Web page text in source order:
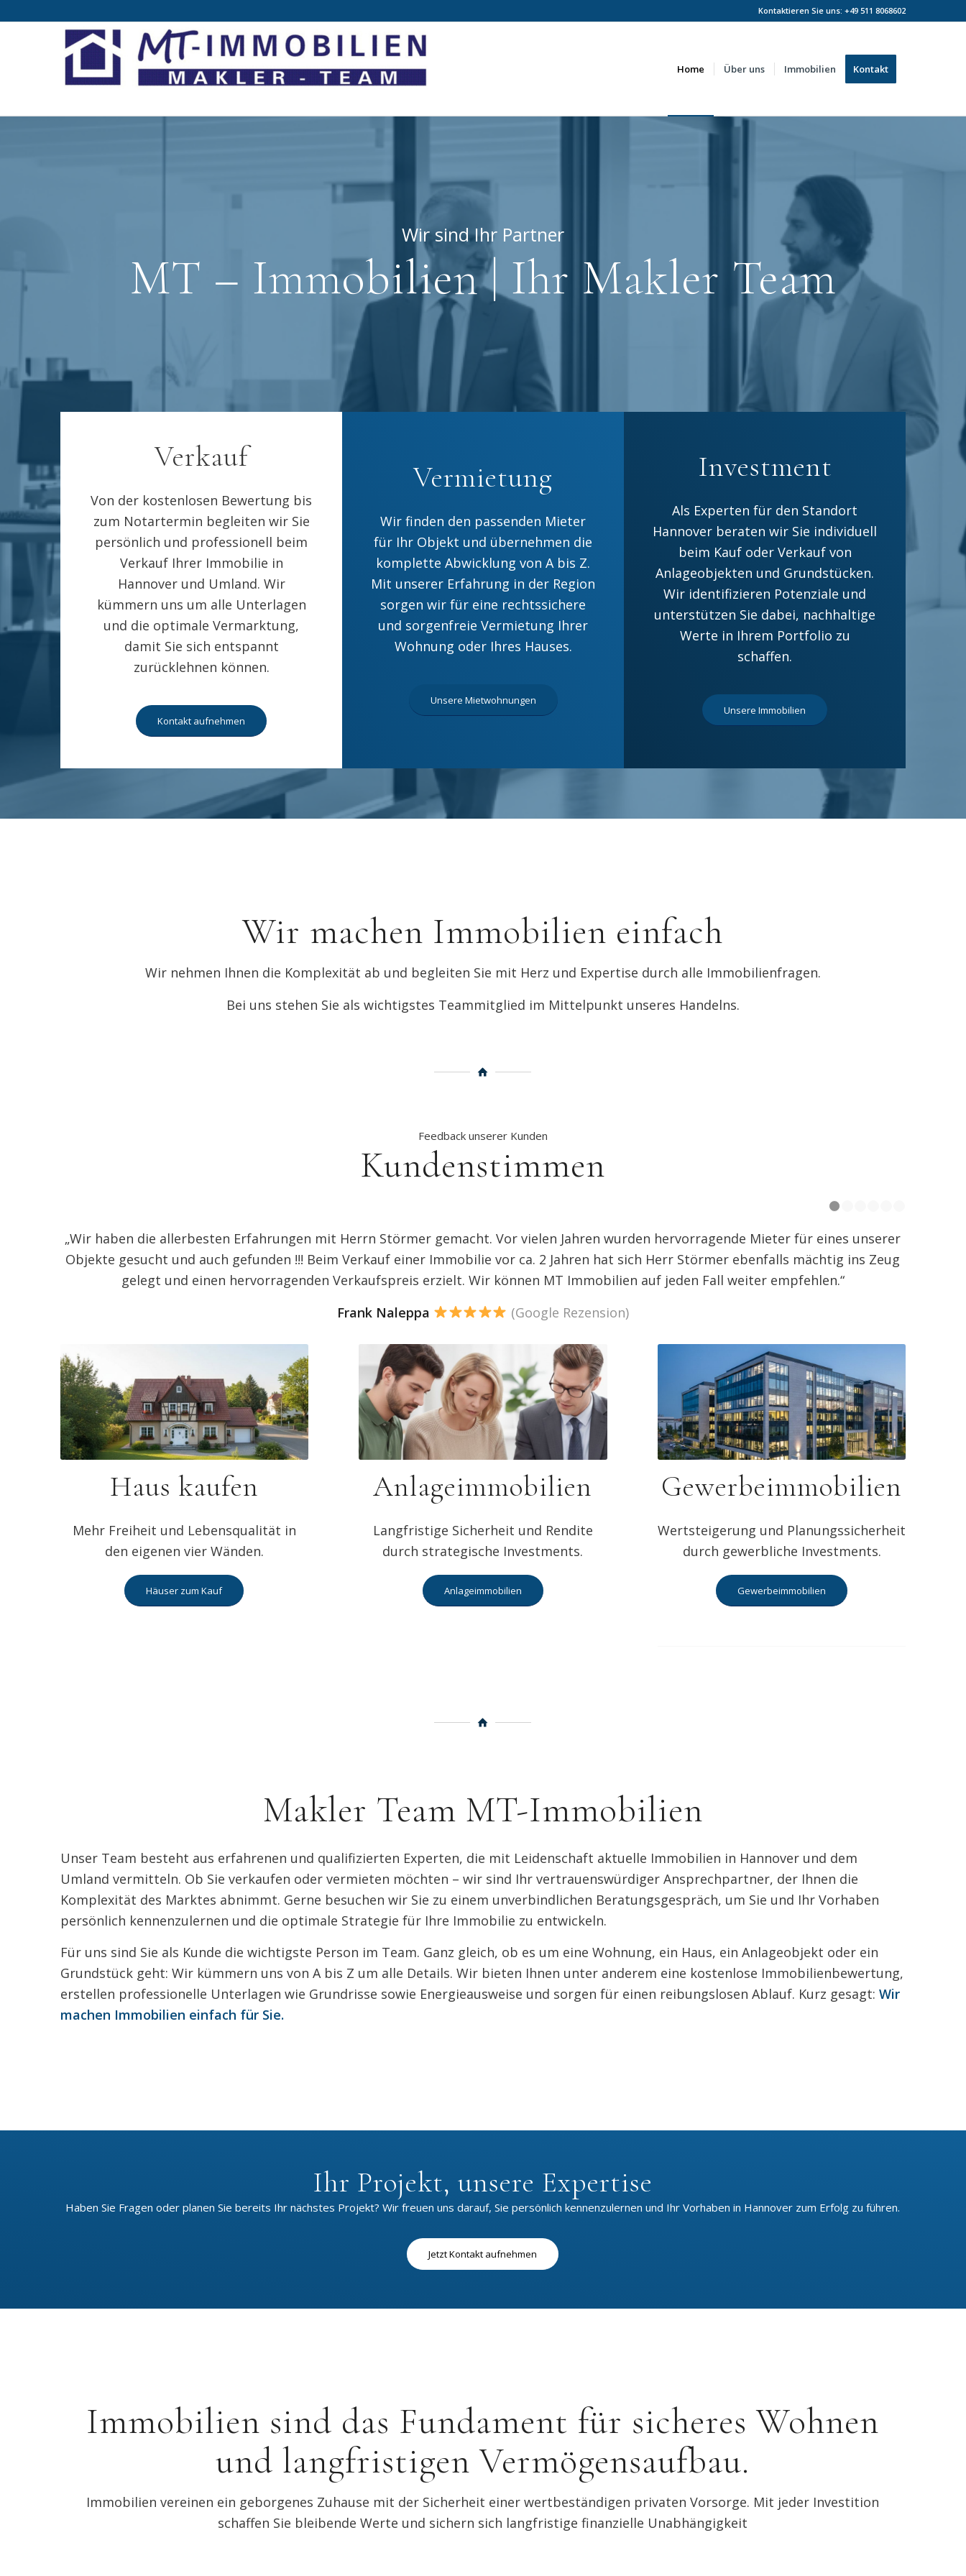
Kontaktieren Sie uns:+49 511 8068602
Home Über uns Immobilien Kontakt
Wir sind Ihr Partner
MT – Immobilien | Ihr Makler Team
Verkauf
Von der kostenlosen Bewertung bis
zum Notartermin begleiten wir Sie
persönlich und professionell beim
Verkauf Ihrer Immobilie in
Hannover und Umland. Wir
kümmern uns um alle Unterlagen
und die optimale Vermarktung,
damit Sie sich entspannt
zurücklehnen können.
Kontakt aufnehmen
Vermietung
Wir finden den passenden Mieter
für Ihr Objekt und übernehmen die
komplette Abwicklung von A bis Z.
Mit unserer Erfahrung in der Region
sorgen wir für eine rechtssichere
und sorgenfreie Vermietung Ihrer
Wohnung oder Ihres Hauses.
Unsere Mietwohnungen
Investment
Als Experten für den Standort
Hannover beraten wir Sie individuell
beim Kauf oder Verkauf von
Anlageobjekten und Grundstücken.
Wir identifizieren Potenziale und
unterstützen Sie dabei, nachhaltige
Werte in Ihrem Portfolio zu
schaffen.
Unsere Immobilien
Wir machen Immobilien einfach
Wir nehmen Ihnen die Komplexität ab und begleiten Sie mit Herz und Expertise durch alle Immobilienfragen.
Bei uns stehen Sie als wichtigstes Teammitglied im Mittelpunkt unseres Handelns.
Feedback unserer Kunden
Kundenstimmen
„Wir haben die allerbesten Erfahrungen mit Herrn Störmer gemacht. Vor vielen Jahren wurden hervorragende Mieter für eines unserer
Objekte gesucht und auch gefunden !!! Beim Verkauf einer Immobilie vor ca. 2 Jahren hat sich Herr Störmer ebenfalls mächtig ins Zeug
gelegt und einen hervorragenden Verkaufspreis erzielt. Wir können MT Immobilien auf jeden Fall weiter empfehlen.“
Frank Naleppa
(Google Rezension)
Haus kaufen
Mehr Freiheit und Lebensqualität in
den eigenen vier Wänden.
Häuser zum Kauf
Anlageimmobilien
Langfristige Sicherheit und Rendite
durch strategische Investments.
Anlageimmobilien
Gewerbeimmobilien
Wertsteigerung und Planungssicherheit
durch gewerbliche Investments.
Gewerbeimmobilien
Makler Team MT-Immobilien
Unser Team besteht aus erfahrenen und qualifizierten Experten, die mit Leidenschaft aktuelle Immobilien in Hannover und dem
Umland vermitteln. Ob Sie verkaufen oder vermieten möchten – wir sind Ihr vertrauenswürdiger Ansprechpartner, der Ihnen die
Komplexität des Marktes abnimmt. Gerne besuchen wir Sie zu einem unverbindlichen Beratungsgespräch, um Sie und Ihr Vorhaben
persönlich kennenzulernen und die optimale Strategie für Ihre Immobilie zu entwickeln.
Für uns sind Sie als Kunde die wichtigste Person im Team. Ganz gleich, ob es um eine Wohnung, ein Haus, ein Anlageobjekt oder ein
Grundstück geht: Wir kümmern uns von A bis Z um alle Details. Wir bieten Ihnen unter anderem eine kostenlose Immobilienbewertung,
erstellen professionelle Unterlagen wie Grundrisse sowie Energieausweise und sorgen für einen reibungslosen Ablauf. Kurz gesagt: Wir
machen Immobilien einfach für Sie.
Ihr Projekt, unsere Expertise
Haben Sie Fragen oder planen Sie bereits Ihr nächstes Projekt? Wir freuen uns darauf, Sie persönlich kennenzulernen und Ihr Vorhaben in Hannover zum Erfolg zu führen.
Jetzt Kontakt aufnehmen
Immobilien sind das Fundament für sicheres Wohnen
und langfristigen Vermögensaufbau.
Immobilien vereinen ein geborgenes Zuhause mit der Sicherheit einer wertbeständigen privaten Vorsorge. Mit jeder Investition
schaffen Sie bleibende Werte und sichern sich langfristige finanzielle Unabhängigkeit